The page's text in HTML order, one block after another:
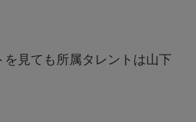
を見ても所属タレントは山下